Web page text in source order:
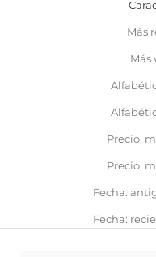
Más
Más
Precio,
Precio,
Fecha:
Fecha: